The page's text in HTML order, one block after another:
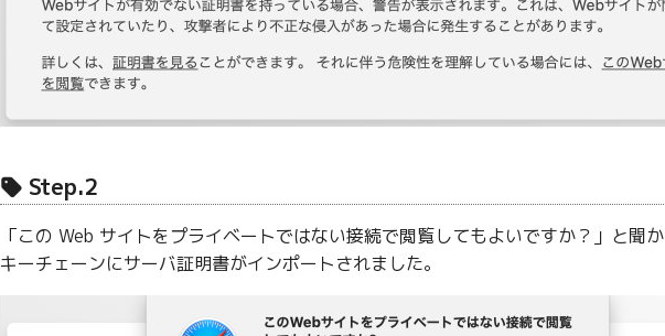
Step.2
「この Web サイトをプライベートではない接続で閲覧してもよいですか？」と聞
キーチェーンにサーバ証明書がインポートされました。